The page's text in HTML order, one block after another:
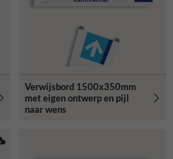
Verwijsbord 1500x350mm
met eigen ontwerp en pijl
naar wens